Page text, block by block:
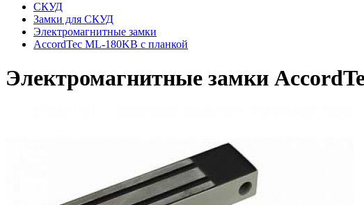
СКУД
Замки для СКУД
Электромагнитные замки
AccordTec ML-180KB с планкой
Электромагнитные замки